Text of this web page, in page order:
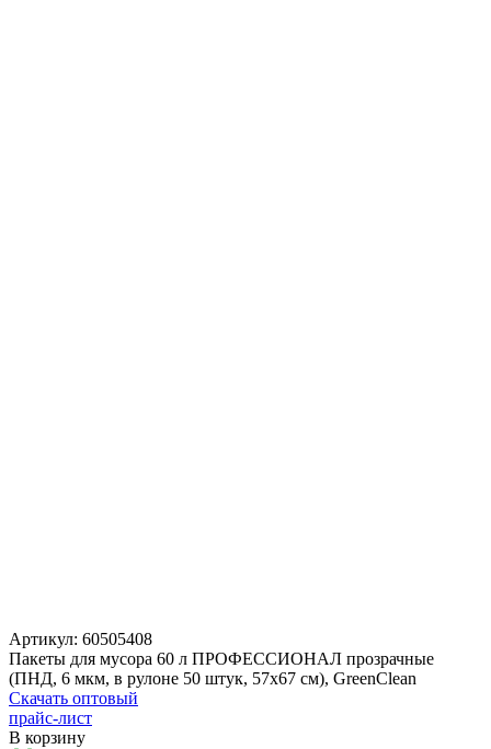
Артикул: 60505408
Пакеты для мусора 60 л ПРОФЕССИОНАЛ прозрачные
(ПНД, 6 мкм, в рулоне 50 штук, 57х67 см), GreenClean
Скачать оптовый
прайс-лист
В корзину